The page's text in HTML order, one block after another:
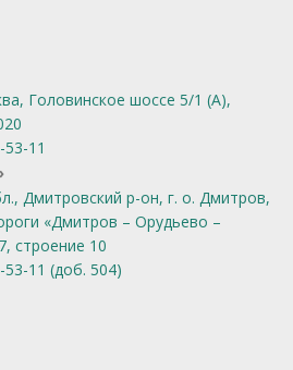
Головинское шоссе 5/1 (А),
11
Дмитровский р-он, г. о. Дмитров,
«Дмитров – Орудьево –
строение 10
53-11 (доб. 504)